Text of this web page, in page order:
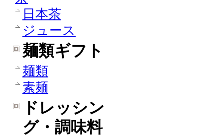
日本茶
ジュース
麺類ギフト
麺類
素麺
ドレッシン
グ・調味料